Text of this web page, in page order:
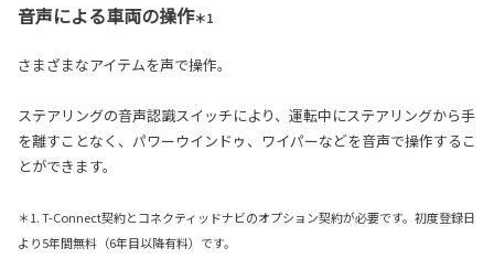
音声による車両の操作＊1
さまざまなアイテムを声で操作。
ステアリングの音声認識スイッチにより、運転中にステアリングから手
を離すことなく、パワーウインドゥ、ワイパーなどを音声で操作するこ
とができます。
＊1. T-Connect契約とコネクティッドナビのオプション契約が必要です。初度登録日
より5年間無料（6年目以降有料）です。